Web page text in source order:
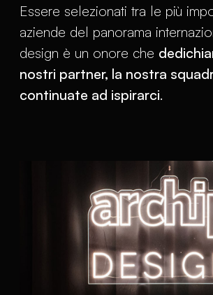
Essere selezionati tra le più
aziende del panorama
design è un onore che
nostri partner, la nostra
continuate ad ispirarci.